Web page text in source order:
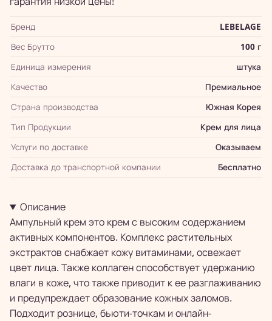
Бренд
LEBELAGE
Вес Брутто
100 г
Единица измерения
штука
Качество
Премиальное
Страна производства
Южная Корея
Тип Продукции
Крем для лица
Услуги по доставке
Оказываем
Доставка до транспортной компании
Бесплатно
Описание
Ампульный крем это крем с высоким содержанием
активных компонентов. Комплекс растительных
экстрактов снабжает кожу витаминами, освежает
цвет лица. Также коллаген способствует удержанию
влаги в коже, что также приводит к ее разглаживанию
и предупреждает образование кожных заломов.
Подходит рознице, бьюти-точкам и онлайн-